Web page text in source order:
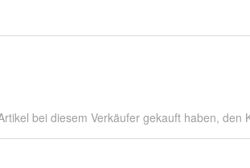
bei diesem Verkäufer gekauft haben, den